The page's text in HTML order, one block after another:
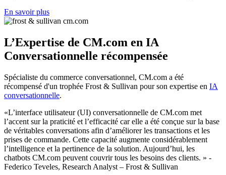
En savoir plus
L’Expertise de CM.com en IA
Conversationnelle récompensée
Spécialiste du commerce conversationnel, CM.com a été
récompensé d'un trophée Frost & Sullivan pour son expertise en IA
conversationnelle.
«L’interface utilisateur (UI) conversationnelle de CM.com met
l’accent sur la praticité et l’efficacité car elle a été conçue sur la base
de véritables conversations afin d’améliorer les transactions et les
prises de commande. Cette capacité augmente considérablement
l’intelligence et la pertinence de la solution. Aujourd’hui, les
chatbots CM.com peuvent couvrir tous les besoins des clients. » -
Federico Teveles, Research Analyst – Frost & Sullivan